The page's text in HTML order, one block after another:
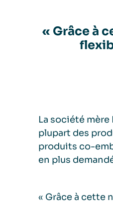
« Grâce à
La société mère
plupart des
produits co-
en plus
« Grâce à cette